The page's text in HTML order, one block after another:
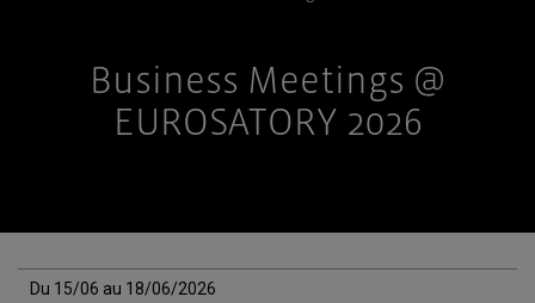
Business Meetings @
EUROSATORY 2026
Du 15/06 au 18/06/2026